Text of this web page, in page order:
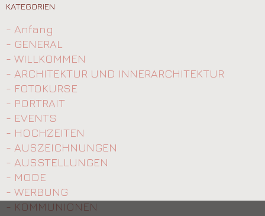
KATEGORIEN
- Anfang
- GENERAL
- WILLKOMMEN
- ARCHITEKTUR UND INNERARCHITEKTUR
- FOTOKURSE
- PORTRAIT
- EVENTS
- HOCHZEITEN
- AUSZEICHNUNGEN
- AUSSTELLUNGEN
- MODE
- WERBUNG
- KOMMUNIONEN